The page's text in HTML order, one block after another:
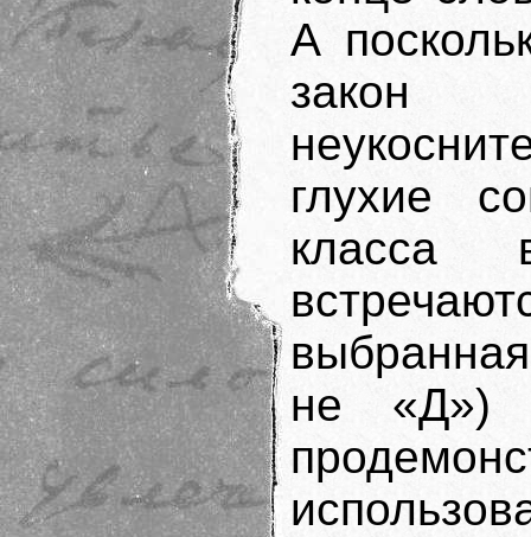
А
закон
глухие
класса
не «Д»)